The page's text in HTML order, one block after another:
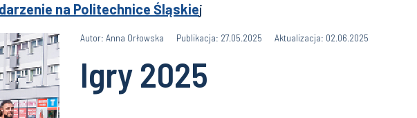
na Politechnice Śląskiej
Autor: Anna Orłowska Publikacja: 27.05.2025 Aktualizacja: 02.06.2025
Igry 2025